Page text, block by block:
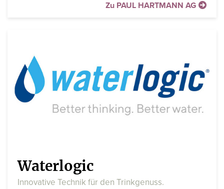
Zu PAUL HARTMANN AG
Waterlogic
Innovative Technik für den Trinkgenuss.